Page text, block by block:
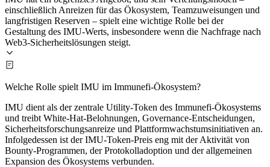
einschließlich Anreizen für das Ökosystem, Teamzuweisungen und
langfristigen Reserven – spielt eine wichtige Rolle bei der
Gestaltung des IMU-Werts, insbesondere wenn die Nachfrage nach
Web3-Sicherheitslösungen steigt.
Welche Rolle spielt IMU im Immunefi-Ökosystem?
IMU dient als der zentrale Utility-Token des Immunefi-Ökosystems
und treibt White-Hat-Belohnungen, Governance-Entscheidungen,
Sicherheitsforschungsanreize und Plattformwachstumsinitiativen an.
Infolgedessen ist der IMU-Token-Preis eng mit der Aktivität von
Bounty-Programmen, der Protokolladoption und der allgemeinen
Expansion des Ökosystems verbunden.